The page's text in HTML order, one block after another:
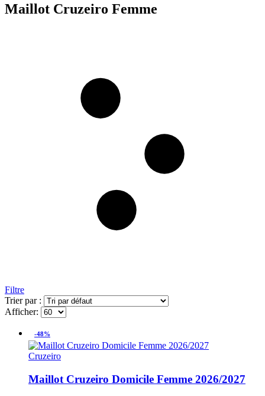
Maillot Cruzeiro Femme
Filtre
Trier par :
Afficher:
-48%
Cruzeiro
Maillot Cruzeiro Domicile Femme 2026/2027